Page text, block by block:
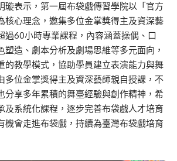
璇表示，第一屆布袋戲傳習學院以「官方
核心理念，邀集多位金掌獎得主及資深藝
過60小時專業課程，內容涵蓋操偶、口
塑造、劇本分析及劇場思維等多元面向，
的教學模式，協助學員建立表演能力與舞
多位金掌獎得主及資深藝師親自授課，不
分享多年累積的舞臺經驗與創作精神，希
及系統化課程，逐步完善布袋戲人才培育
機會走進布袋戲，持續為臺灣布袋戲培育